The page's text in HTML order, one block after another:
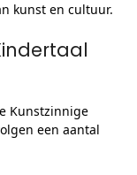
kunst en cultuur.
Kunstzinnige
een aantal